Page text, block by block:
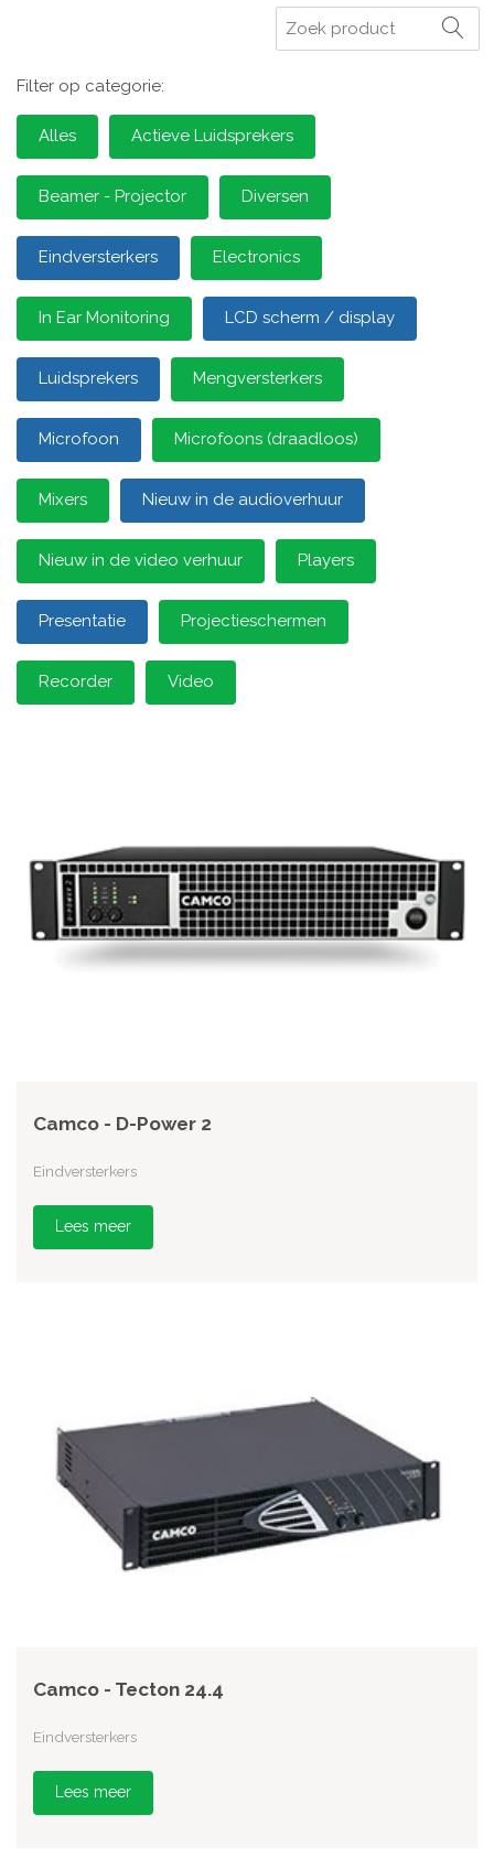
Zoeken
Filter op categorie:
Alles Actieve Luidsprekers
Beamer - Projector Diversen
Eindversterkers Electronics
In Ear Monitoring LCD scherm / display
Luidsprekers Mengversterkers
Microfoon Microfoons (draadloos)
Mixers Nieuw in de audioverhuur
Nieuw in de video verhuur Players
Presentatie Projectieschermen
Recorder Video
Camco - D-Power 2
Eindversterkers
Lees meer
Camco - Tecton 24.4
Eindversterkers
Lees meer